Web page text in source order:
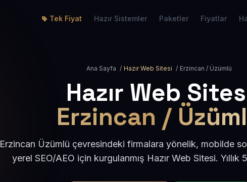
Tek Fiyat Hazır Sistemler Paketler Fiyatlar
Ana Sayfa / Hazır Web Sitesi / Erzincan / Üzümlü
Hazır Web
Erzincan /
Erzincan Üzümlü çevresindeki firmalara yönelik, mobilde
yerel SEO/AEO için kurgulanmış Hazır Web Sitesi. Yıllık